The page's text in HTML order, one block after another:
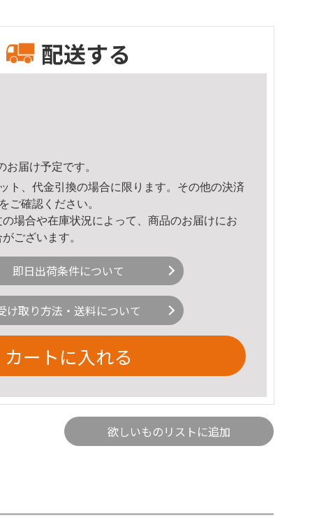
配送する
お届け予定です。
ト、代金引換の場合に限ります。その他の決済
をご確認ください。
場合や在庫状況によって、商品のお届けにお
ございます。
即日出荷条件について
け取り方法・送料について
カートに入れる
欲しいものリストに追加